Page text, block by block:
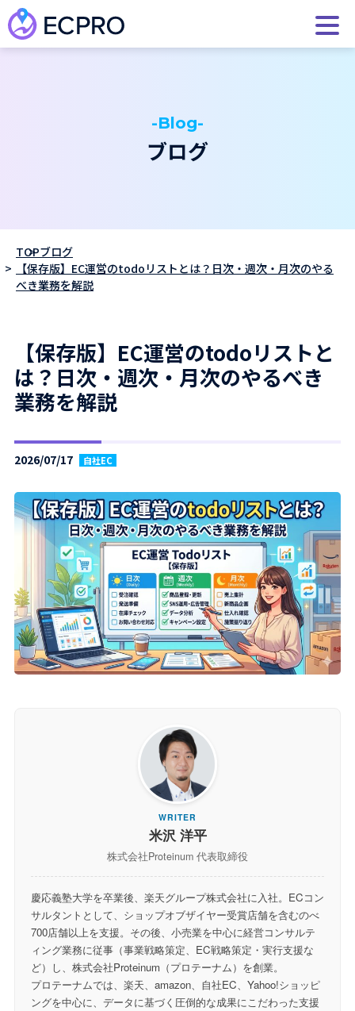
-Blog-
ブログ
TOPブログ
【保存版】EC運営のtodoリストとは？日次・週次・月次のやる
べき業務を解説
【保存版】EC運営のtodoリストと
は？日次・週次・月次のやるべき
業務を解説
2026/07/17 自社EC
WRITER
米沢 洋平
株式会社Proteinum 代表取締役
慶応義塾大学を卒業後、楽天グループ株式会社に入社。ECコン
サルタントとして、ショップオブザイヤー受賞店舗を含むのべ
700店舗以上を支援。その後、小売業を中心に経営コンサルテ
ィング業務に従事（事業戦略策定、EC戦略策定・実行支援な
ど）し、株式会社Proteinum（プロテーナム）を創業。
プロテーナムでは、楽天、amazon、自社EC、Yahoo!ショッピ
ングを中心に、データに基づく圧倒的な成果にこだわった支援